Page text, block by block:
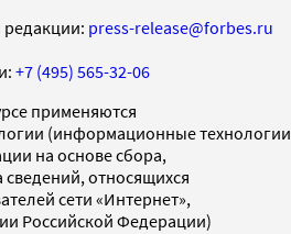
press-release@forbes.ru
+7 (495) 565-32-06
применяются
(информационные технологии
на основе сбора,
сведений, относящихся
сети «Интернет»,
Российской Федерации)